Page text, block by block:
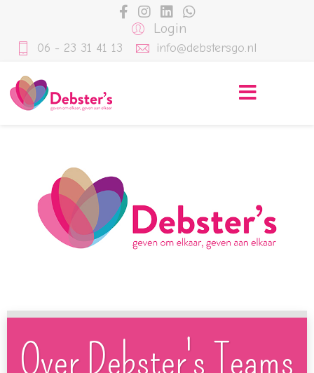
Login
06 - 23 31 41 13 info@debstersgo.nl
Over Debster's Teams